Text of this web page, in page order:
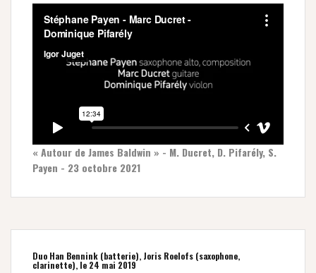
« Autour de James Baldwin » - M. Ducret, D. Pifarély, S.
Payen - 23 octobre 2021
Duo Han Bennink (batterie), Joris Roelofs (saxophone,
clarinette), le 24 mai 2019